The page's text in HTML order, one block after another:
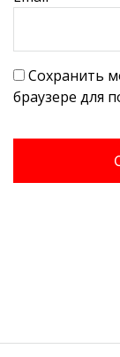
Сохранить
браузере для